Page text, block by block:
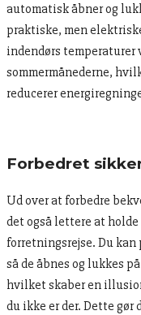
automatisk åbner og
praktiske, men
indendørs temperaturer
sommermånederne,
reducerer
Forbedret
Ud over at forbedre
det også lettere at
forretningsrejse. Du
så de åbnes og lukkes
hvilket skaber en
du ikke er der. Dette